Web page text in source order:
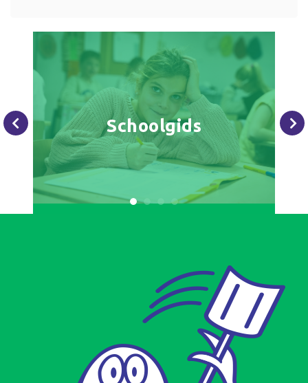
Schoolgids